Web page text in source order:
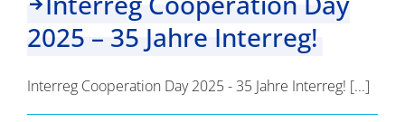
2025 – 35 Jahre Interreg!
Interreg Cooperation Day 2025 - 35 Jahre Interreg! [...]